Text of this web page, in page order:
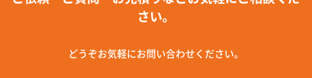
さい。
どうぞお気軽にお問い合わせください。